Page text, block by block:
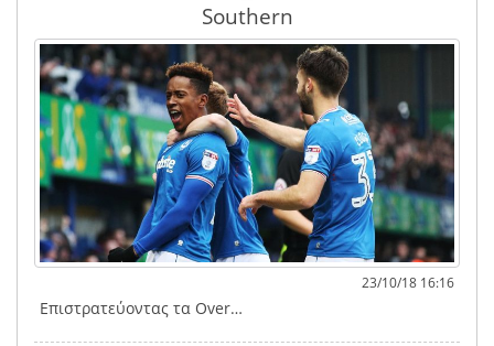
Southern
23/10/18 16:16
Επιστρατεύοντας τα Over…